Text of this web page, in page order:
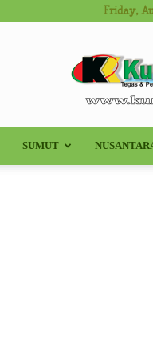
Friday,
SUMUT